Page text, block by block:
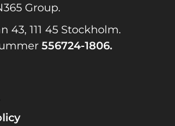
Group.
43, 111 45 Stockholm.
556724-1806.